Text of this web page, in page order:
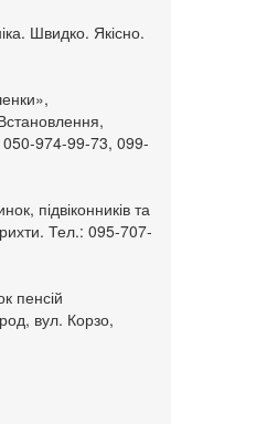
Швидко. Якісно.
050-974-99-73, 099-
підвіконників та
Тел.: 095-707-
пенсій
вул. Корзо,